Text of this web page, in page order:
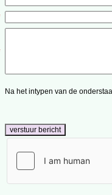
Na het intypen van de